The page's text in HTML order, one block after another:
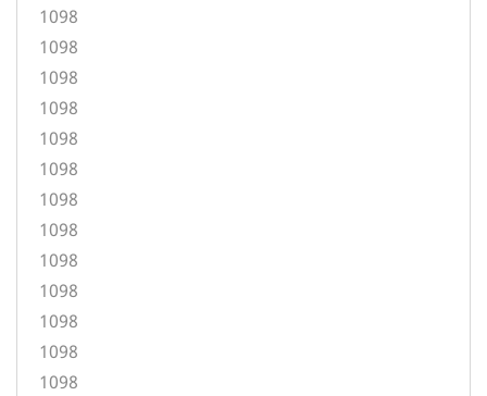
1098
1098
1098
1098
1098
1098
1098
1098
1098
1098
1098
1098
1098